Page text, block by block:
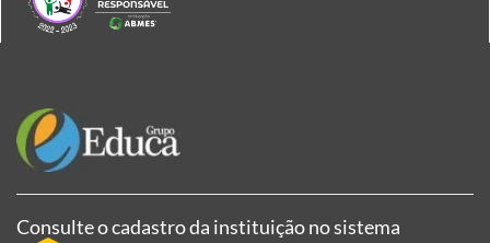
Consulte o cadastro da instituição no sistema